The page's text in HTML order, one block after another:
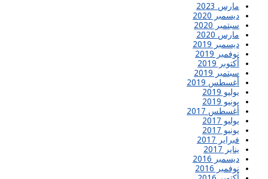
مارس 2023
ديسمبر 2020
سبتمبر 2020
مارس 2020
ديسمبر 2019
نوفمبر 2019
أكتوبر 2019
سبتمبر 2019
أغسطس 2019
يوليو 2019
يونيو 2019
أغسطس 2017
يوليو 2017
يونيو 2017
فبراير 2017
يناير 2017
ديسمبر 2016
نوفمبر 2016